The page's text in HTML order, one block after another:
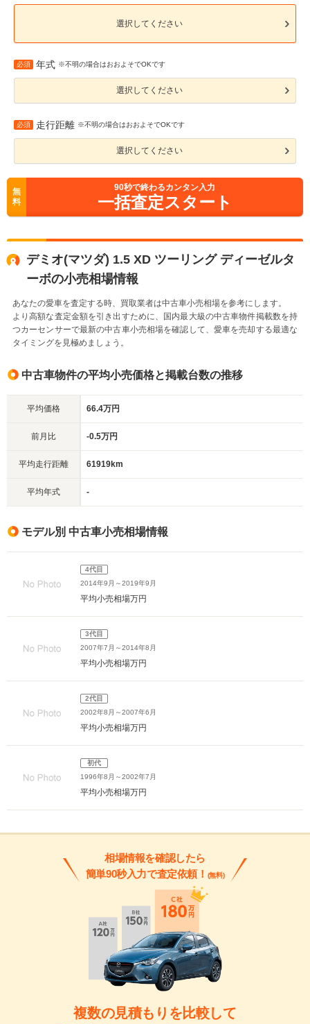
選択してください
必須 年式 ※不明の場合はおおよそでOKです
選択してください
必須 走行距離 ※不明の場合はおおよそでOKです
選択してください
無
料
90秒で終わるカンタン入力
一括査定スタート
デミオ(マツダ) 1.5 XD ツーリング ディーゼルタ
ーボの小売相場情報
あなたの愛車を査定する時、買取業者は中古車小売相場を参考にします。
より高額な査定金額を引き出すために、国内最大級の中古車物件掲載数を持
つカーセンサーで最新の中古車小売相場を確認して、愛車を売却する最適な
タイミングを見極めましょう。
中古車物件の平均小売価格と掲載台数の推移
平均価格 66.4万円
前月比 -0.5万円
平均走行距離 61919km
平均年式 -
モデル別 中古車小売相場情報
4代目
2014年9月～2019年9月
平均小売相場万円
3代目
2007年7月～2014年8月
平均小売相場万円
2代目
2002年8月～2007年6月
平均小売相場万円
初代
1996年8月～2002年7月
平均小売相場万円
相場情報を確認したら
簡単90秒入力で査定依頼！ (無料)
複数の見積もりを比較して